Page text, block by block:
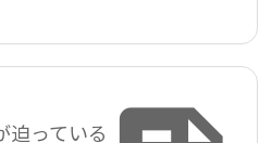
迫っている